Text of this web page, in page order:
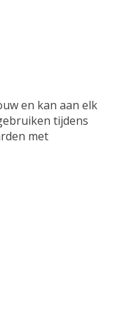
en kan aan elk
tijdens
met